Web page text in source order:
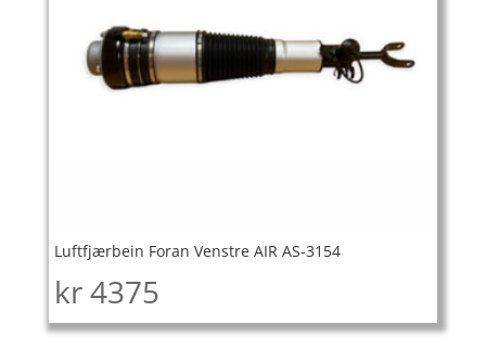
Luftfjærbein Foran Venstre AIR AS-3154
kr4375